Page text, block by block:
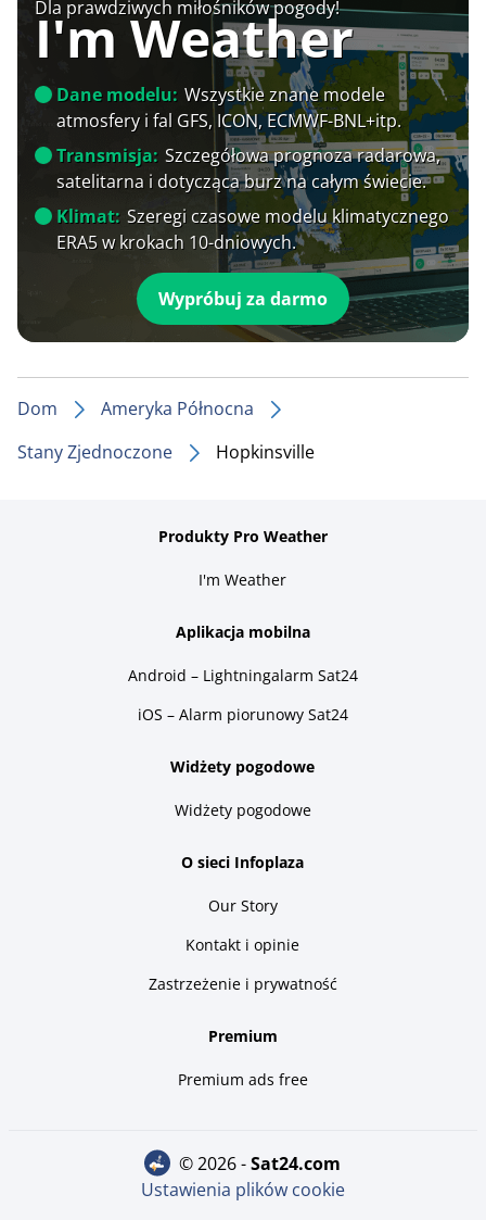
Dla prawdziwych miłośników pogody!
I'm Weather
Dane modelu: Wszystkie znane modele
atmosfery i fal GFS, ICON, ECMWF-BNL+itp.
Transmisja: Szczegółowa prognoza radarowa,
satelitarna i dotycząca burz na całym świecie.
Klimat: Szeregi czasowe modelu klimatycznego
ERA5 w krokach 10-dniowych.
Wypróbuj za darmo
Dom
Ameryka Północna
Stany Zjednoczone
Hopkinsville
Produkty Pro Weather
I'm Weather
Aplikacja mobilna
Android – Lightningalarm Sat24
iOS – Alarm piorunowy Sat24
Widżety pogodowe
Widżety pogodowe
O sieci Infoplaza
Our Story
Kontakt i opinie
Zastrzeżenie i prywatność
Premium
Premium ads free
© 2026 - sat24.com
Ustawienia plików cookie